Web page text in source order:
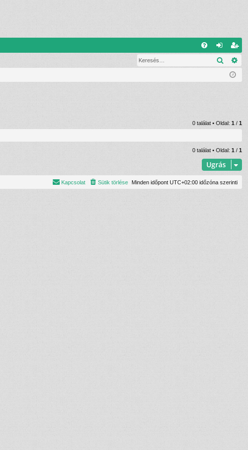
el eg
is
ió
0 találat • Oldal: 1 / 1
0 találat • Oldal: 1 / 1
Ugrás
Minden időpont UTC+02:00 időzóna szerinti
Sütik törlése
Kapcsolat